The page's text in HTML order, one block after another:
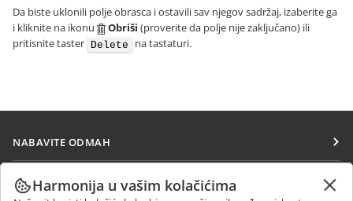
Da biste uklonili polje obrasca i ostavili sav njegov sadržaj, izaberite ga
i kliknite na ikonu
Obriši (proverite da polje nije zaključano) ili
pritisnite taster Delete na tastaturi.
NABAVITE ODMAH
Docs
DocSpace
SARAĐUJTE
Harmonija u vašim kolačićima